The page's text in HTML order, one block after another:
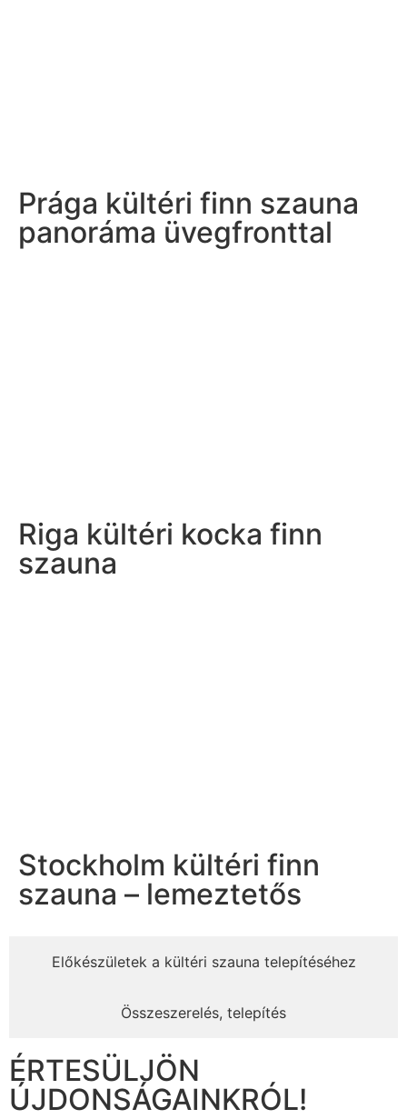
Prága kültéri finn szauna
panoráma üvegfronttal
Riga kültéri kocka finn
szauna
Stockholm kültéri finn
szauna – lemeztetős
Előkészületek a kültéri szauna telepítéséhez
Összeszerelés, telepítés
ÉRTESÜLJÖN
ÚJDONSÁGAINKRÓL!